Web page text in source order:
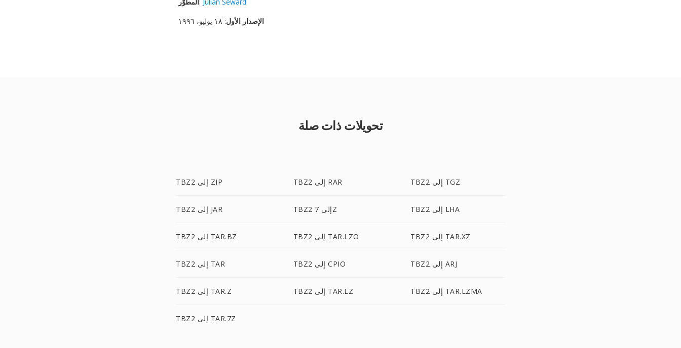
الإصدار الأول: ١٨ يوليو، ١٩٩٦
تحويلات ذات صلة
TBZ2 إلى ZIP TBZ2 إلى RAR TBZ2 إلى TGZ
TBZ2 إلى JAR TBZ2 إلى 7Z TBZ2 إلى LHA
TBZ2 إلى TAR.BZ TBZ2 إلى TAR.LZO TBZ2 إلى TAR.XZ
TBZ2 إلى TAR TBZ2 إلى CPIO TBZ2 إلى ARJ
TBZ2 إلى TAR.Z TBZ2 إلى TAR.LZ TBZ2 إلى TAR.LZMA
TBZ2 إلى TAR.7Z